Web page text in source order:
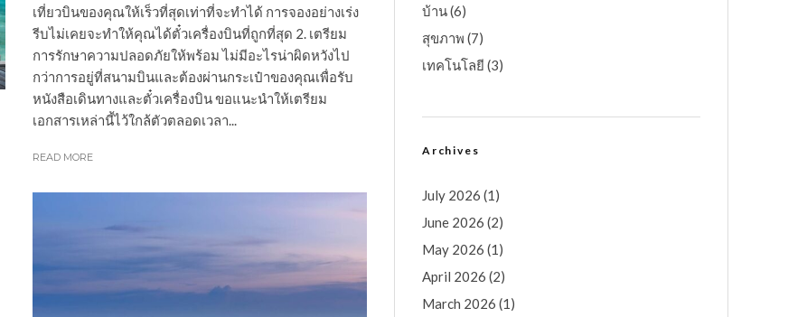
เที่ยวบินของคุณให้เร็วที่สุดเท่าที่จะทำได้ การจองอย่างเร่ง
รีบไม่เคยจะทำให้คุณได้ตั๋วเครื่องบินที่ถูกที่สุด 2. เตรียม
การรักษาความปลอดภัยให้พร้อม ไม่มีอะไรน่าผิดหวังไป
กว่าการอยู่ที่สนามบินและต้องผ่านกระเป๋าของคุณเพื่อรับ
หนังสือเดินทางและตั๋วเครื่องบิน ขอแนะนำให้เตรียม
เอกสารเหล่านี้ไว้ใกล้ตัวตลอดเวลา...
READ MORE
บ้าน(6)
สุขภาพ (7)
เทคโนโลยี (3)
Archives
July 2026 (1)
June 2026 (2)
May 2026 (1)
April 2026 (2)
March 2026 (1)